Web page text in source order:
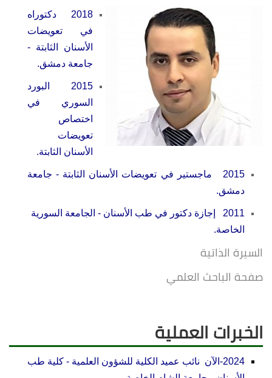
2018 دكتوراه
في تعويضات
الأسنان الثابتة -
جامعة دمشق.
2015 البورد
السوري في
اختصاص
تعويضات
الأسنان الثابتة.
2015 ماجستير في تعويضات الأسنان الثابتة - جامعة
دمشق.
2011 إجازة دكتور في طب الأسنان - الجامعة السورية
الخاصة.
السيرة الذاتية
صفحة الباحث العلمي
الخبرات العملية
2024-الآن نائب عميد الكلية للشؤون العلمية
- كلية طب